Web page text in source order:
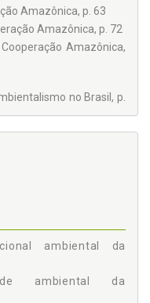
Amazônica, p. 63
Amazônica, p. 72
Amazônica,
no Brasil, p.
brasileiro, p. 86
de Cooperação
do Tratado de
ambiental da
ambiental da